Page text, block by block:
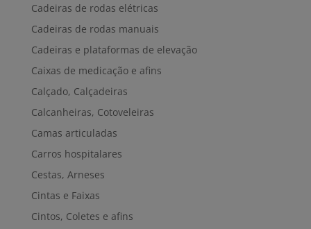
Cadeiras de rodas elétricas
Cadeiras de rodas manuais
Cadeiras e plataformas de elevação
Caixas de medicação e afins
Calçado, Calçadeiras
Calcanheiras, Cotoveleiras
Camas articuladas
Carros hospitalares
Cestas, Arneses
Cintas e Faixas
Cintos, Coletes e afins